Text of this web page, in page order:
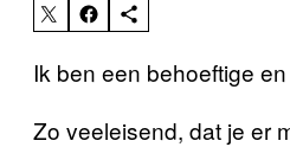
Ik ben een behoeftige
Zo veeleisend, dat je er